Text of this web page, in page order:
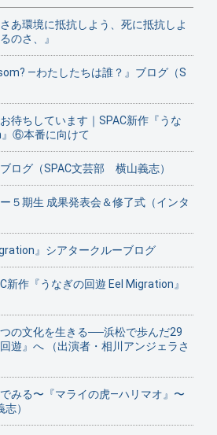
あ環境に抵抗しよう、死に抵抗しよ
のさ、』
―わたしたちは誰？』ブログ（S
待ちしています｜SPAC新作『うな
』⑥本番に向けて
ログ（SPAC文芸部 横山義志）
５期生 成果発表会＆修了式（インタ
』シアタークルーブログ
新作『うなぎの回遊 Eel Migration』
の文化を生きる──浜松で歩んだ29
遊』へ （出演者・相川アンジェラさ
みる〜『マライの虎—ハリマオ』〜
）